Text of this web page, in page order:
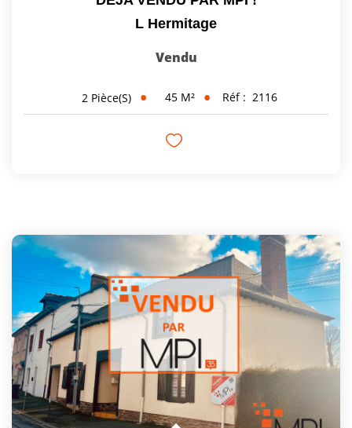
L Hermitage
Vendu
2 Pièce(s) 45 M² Réf : 2116